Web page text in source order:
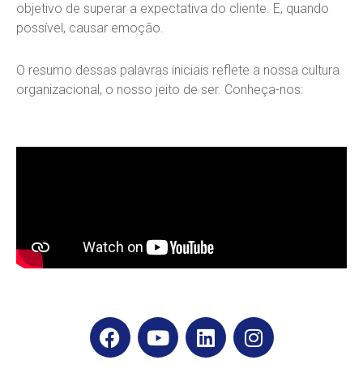
objetivo de superar a expectativa do cliente. E, quando
possível, causar emoção.
O resumo dessas palavras iniciais reflete a nossa cultura
organizacional, o nosso jeito de ser. Conheça-nos:
a
c
e
o
u
t
i
n
k
n
s
t